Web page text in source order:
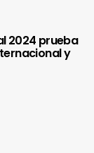
2024 prueba
y